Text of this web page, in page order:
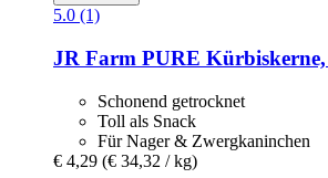
5.0 (1)
JR Farm PURE Kürbiskerne,
Schonend getrocknet
Toll als Snack
Für Nager & Zwergkaninchen
€ 4,29 (€ 34,32 / kg)